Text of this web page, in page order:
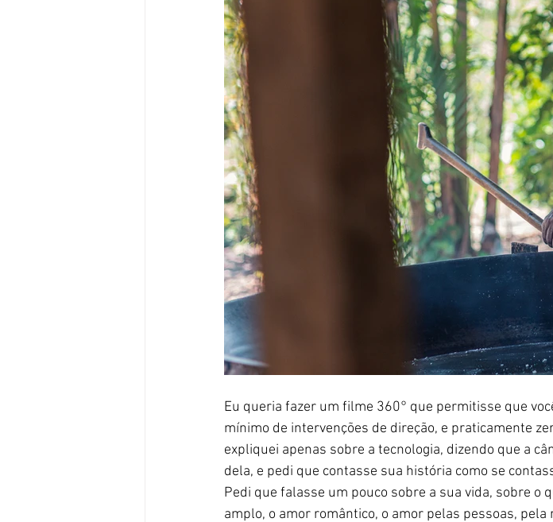
Eu queria fazer um filme 360° que permitisse que
mínimo de intervenções de direção, e praticamente
expliquei apenas sobre a tecnologia, dizendo que a
dela, e pedi que contasse sua história como se
Pedi que falasse um pouco sobre a sua vida, sobre o
amplo, o amor romântico, o amor pelas pessoas,